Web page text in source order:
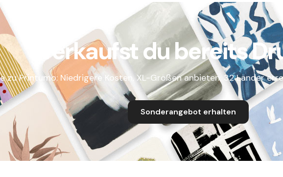
Verkaufst du bereits
zu Printumo: Niedrigere Kosten, XL-Größen anbieten, 32 Länder
Sonderangebot erhalten